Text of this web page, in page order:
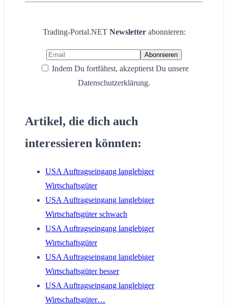
Trading-Portal.NET Newsletter abonnieren:
Indem Du fortfährst, akzeptierst Du unsere
Datenschutzerklärung.
Artikel, die dich auch
interessieren könnten:
USA Auftragseingang langlebiger
Wirtschaftsgüter
USA Auftragseingang langlebiger
Wirtschaftsgüter schwach
USA Auftragseingang langlebiger
Wirtschaftsgüter
USA Auftragseingang langlebiger
Wirtschaftsgüter besser
USA Auftragseingang langlebiger
Wirtschaftsgüter…